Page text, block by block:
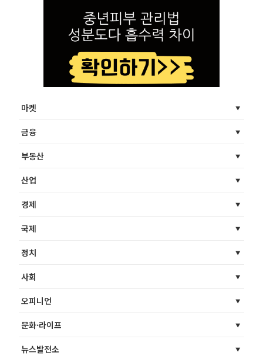
마켓
금융
부동산
산업
경제
국제
정치
사회
오피니언
문화·라이프
뉴스발전소